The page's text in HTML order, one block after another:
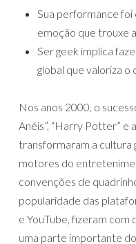
Sua performance foi
emoção que trouxe
Ser geek implica
global que valoriza
Nos anos 2000, o
Anéis”, “Harry Potter” e
transformaram a cultura
motores do
convenções de
popularidade das
e YouTube, fizeram com
uma parte importante